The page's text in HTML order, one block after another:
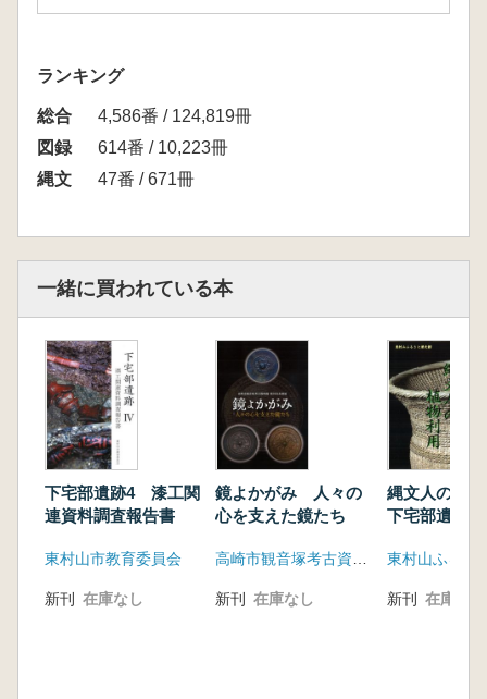
ランキング
総合
4,586番 / 124,819冊
図録
614番 / 10,223冊
縄文
47番 / 671冊
一緒に買われている本
下宅部遺跡4 漆工関
連資料調査報告書
東村山市教育委員会
新刊 在庫なし
鏡よかがみ 人々の
心を支えた鏡たち
高崎市観音塚考古資料館
新刊 在庫なし
縄文人の植
下宅部遺跡展
東村山ふるさ
新刊 在庫なし